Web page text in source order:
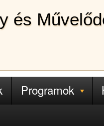
és
Programok